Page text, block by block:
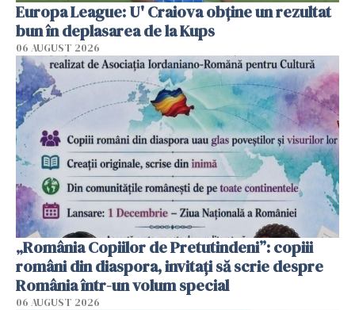
Europa League: U' Craiova obține un rezultat
bun în deplasarea de la Kups
06 AUGUST 2026
„România Copiilor de Pretutindeni”: copiii
români din diaspora, invitați să scrie despre
România într-un volum special
06 AUGUST 2026